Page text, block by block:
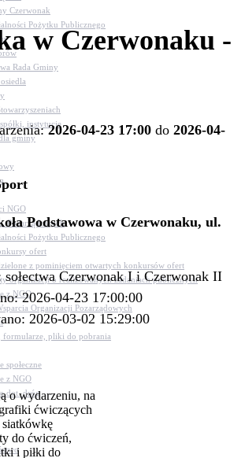
Czerwonak
Pożytku Publicznego
Rada Gminy
instytucje
gminy
NGO
Pozarządowych
Pożytku Publicznego
ofert
z pominięciem otwartych konkursów ofert
organizacji o realizowanych zadaniach publicznych
z NGO
Organizacji Pozarządowych
formularze, pliki do pobrania
społeczne
z NGO
dot. dróg
w Czerwonaku -
2026-04-23 17:00 do 2026-04-
Podstawowa w Czerwonaku, ul.
sołectwa Czerwonak I i Czerwonak II
2026-04-23 17:00:00
2026-03-02 15:29:00